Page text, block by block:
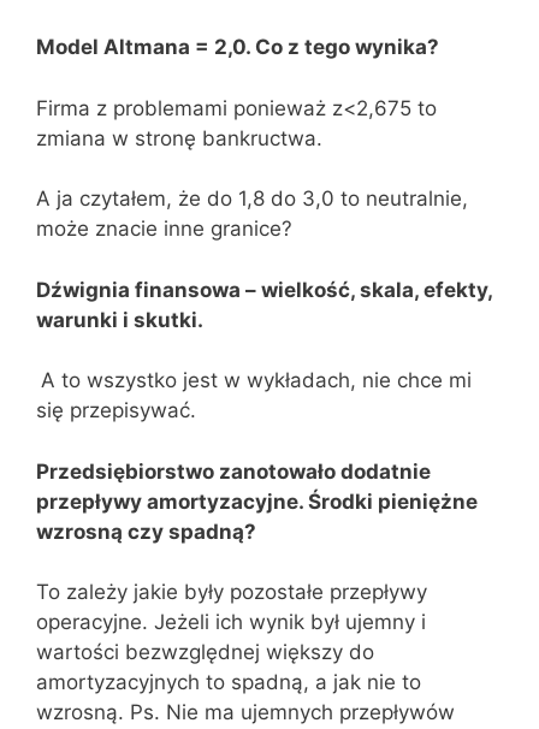
Model Altmana = 2,0. Co z tego wynika?
Firma z problemami ponieważ z<2,675 to
zmiana w stronę bankructwa.
A ja czytałem, że do 1,8 do 3,0 to neutralnie,
może znacie inne granice?
Dźwignia finansowa – wielkość, skala, efekty,
warunki i skutki.
A to wszystko jest w wykładach, nie chce mi
się przepisywać.
Przedsiębiorstwo zanotowało dodatnie
przepływy amortyzacyjne. Środki pieniężne
wzrosną czy spadną?
To zależy jakie były pozostałe przepływy
operacyjne. Jeżeli ich wynik był ujemny i
wartości bezwzględnej większy do
amortyzacyjnych to spadną, a jak nie to
wzrosną. Ps. Nie ma ujemnych przepływów